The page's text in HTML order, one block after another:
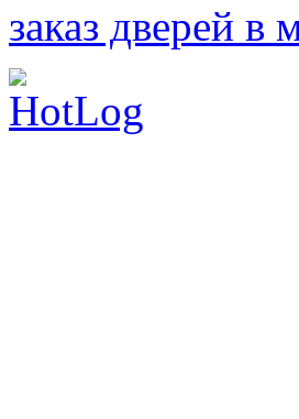
заказ дверей в